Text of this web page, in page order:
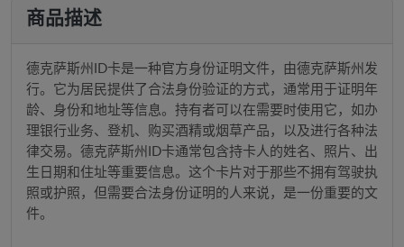
商品描述
德克萨斯州ID卡是一种官方身份证明文件，由德克萨斯州发
行。它为居民提供了合法身份验证的方式，通常用于证明年
龄、身份和地址等信息。持有者可以在需要时使用它，如办
理银行业务、登机、购买酒精或烟草产品，以及进行各种法
律交易。德克萨斯州ID卡通常包含持卡人的姓名、照片、出
生日期和住址等重要信息。这个卡片对于那些不拥有驾驶执
照或护照，但需要合法身份证明的人来说，是一份重要的文
件。